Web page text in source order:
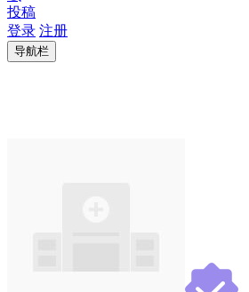
投稿
登录 注册
导航栏